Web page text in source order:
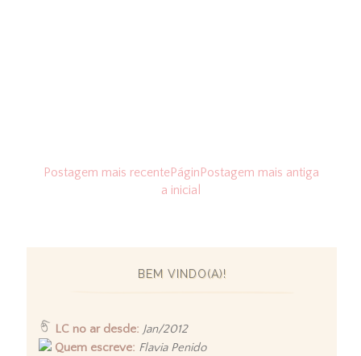
Postagem mais recente Postagem mais antiga
Págin
a inicial
BEM VINDO(A)!
LC no ar desde: Jan/2012
Quem escreve: Flavia Penido